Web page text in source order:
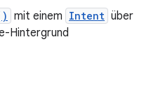
mit einem Intent über
Hintergrund